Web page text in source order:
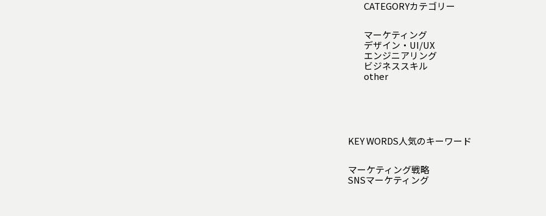
CATEGORYカテゴリー
マーケティング
デザイン・UI/UX
エンジニアリング
ビジネススキル
other
KEY WORDS人気のキーワード
マーケティング戦略
SNSマーケティング